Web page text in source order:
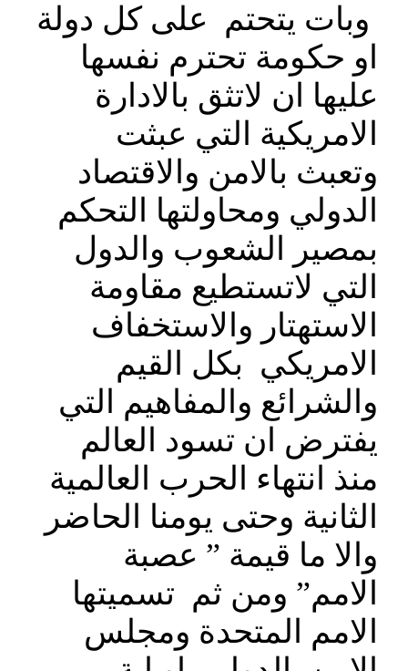
وبات يتحتم على كل دولة
او حكومة تحترم نفسها
عليها ان لاتثق بالادارة
الامريكية التي عبثت
وتعبث بالامن والاقتصاد
الدولي ومحاولتها التحكم
بمصير الشعوب والدول
التي لاتستطيع مقاومة
الاستهتار والاستخفاف
الامريكي بكل القيم
والشرائع والمفاهيم التي
يفترض ان تسود العالم
منذ انتهاء الحرب العالمية
الثانية وحتى يومنا الحاضر
والا ما قيمة ” عصبة
الامم” ومن ثم تسميتها
الامم المتحدة ومجلس